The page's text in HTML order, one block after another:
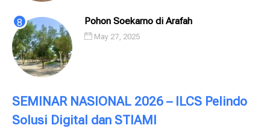
Pohon Soekarno di Arafah
May 27, 2025
SEMINAR NASIONAL 2026 – ILCS Pelindo
Solusi Digital dan STIAMI